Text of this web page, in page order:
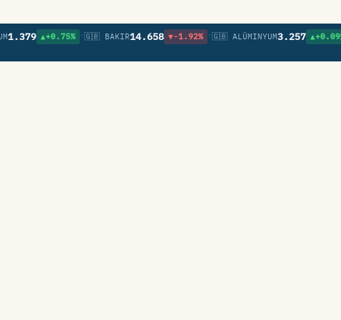
▲+0.75% •🇬🇧 BAKIR14.658 ▼-1.92% •🇬🇧 ALÜMINYUM3.257 ▲+0.09% •🇬🇧